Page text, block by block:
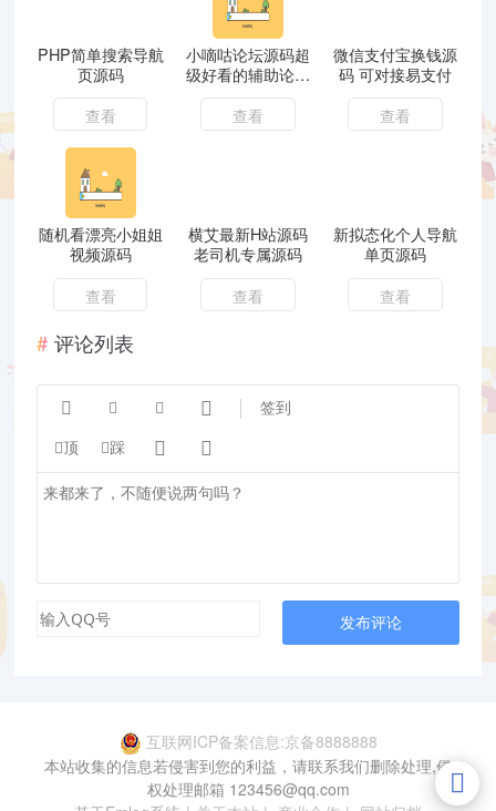
PHP简单搜索导航
页源码
查看
小嘀咕论坛源码超
级好看的辅助论坛
附带搭建教程
查看
微信支付宝换钱源
码 可对接易支付
查看
随机看漂亮小姐姐
视频源码
查看
横艾最新H站源码
老司机专属源码
查看
新拟态化个人导航
单页源码
查看
评论列表
    签到
顶 踩  
发布评论
互联网ICP备案信息:京备8888888
本站收集的信息若侵害到您的利益，请联系我们删除处理,侵
权处理邮箱 123456@qq.com